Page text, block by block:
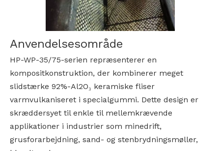
Anvendelsesområde
HP-WP-35/75-serien repræsenterer en
kompositkonstruktion, der kombinerer meget
slidstærke 92%-Al2O₃ keramiske fliser
varmvulkaniseret i specialgummi. Dette design er
skræddersyet til enkle til mellemkrævende
applikationer i industrier som minedrift,
grusforarbejdning, sand- og stenbrydningsmøller,